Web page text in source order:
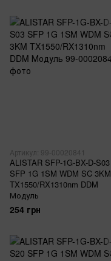
Артикул: 99-00020841
ALISTAR SFP-1G-BX-D-S03
SFP 1G 1SM WDM SC 3KM
TX1550/RX1310nm DDM
Модуль
254 грн